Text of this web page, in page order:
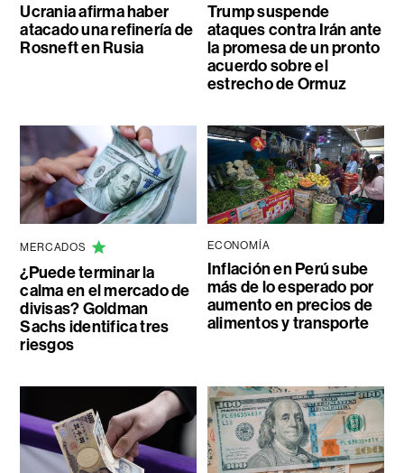
Ucrania afirma haber
atacado una refinería de
Rosneft en Rusia
Trump suspende
ataques contra Irán ante
la promesa de un pronto
acuerdo sobre el
estrecho de Ormuz
MERCADOS
¿Puede terminar la
calma en el mercado de
divisas? Goldman
Sachs identifica tres
riesgos
ECONOMÍA
Inflación en Perú sube
más de lo esperado por
aumento en precios de
alimentos y transporte